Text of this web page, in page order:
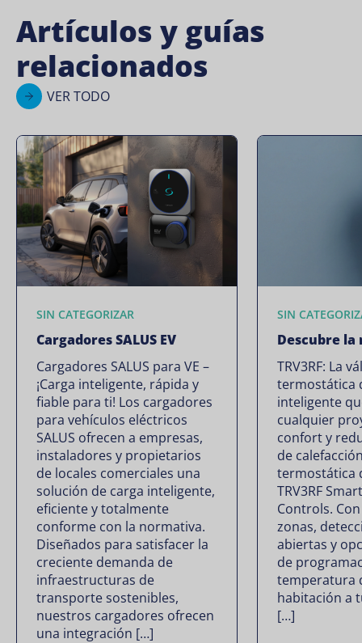
Artículos y guías
relacionados
VER TODO
SIN CATEGORIZAR
Cargadores SALUS EV
Cargadores SALUS para VE –
¡Carga inteligente, rápida y
fiable para ti! Los cargadores
para vehículos eléctricos
SALUS ofrecen a empresas,
instaladores y propietarios
de locales comerciales una
solución de carga inteligente,
eficiente y totalmente
conforme con la normativa.
Diseñados para satisfacer la
creciente demanda de
infraestructuras de
transporte sostenibles,
nuestros cargadores ofrecen
una integración […]
SIN
Descubre la
TRV3RF: La
termostática
inteligente
cualquier
confort y
de
termostática
TRV3RF
Controls.
zonas,
abiertas y
de
temperatura
habitación a
[…]